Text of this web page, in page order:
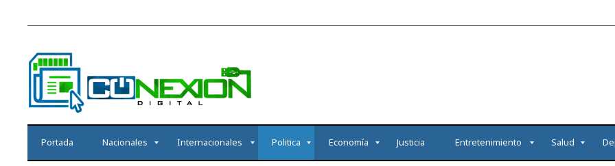
Portada Nacionales Internacionales Politica Economía Justicia Entretenimiento Salud